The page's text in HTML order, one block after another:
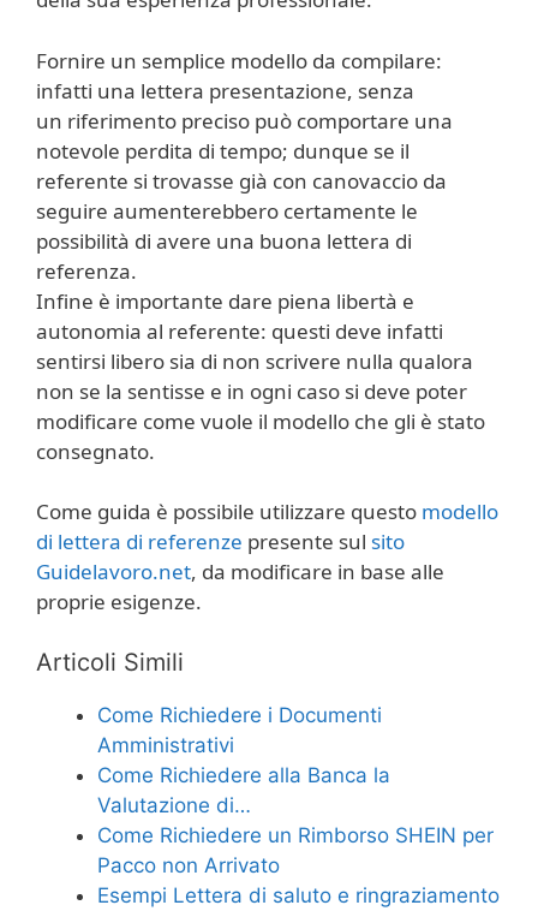
Fornire un semplice modello da compilare:
infatti una lettera presentazione, senza
un riferimento preciso può comportare una
notevole perdita di tempo; dunque se il
referente si trovasse già con canovaccio da
seguire aumenterebbero certamente le
possibilità di avere una buona lettera di
referenza.
Infine è importante dare piena libertà e
autonomia al referente: questi deve infatti
sentirsi libero sia di non scrivere nulla qualora
non se la sentisse e in ogni caso si deve poter
modificare come vuole il modello che gli è stato
consegnato.
Come guida è possibile utilizzare questo modello
di lettera di referenze presente sul sito
Guidelavoro.net, da modificare in base alle
proprie esigenze.
Articoli Simili
Come Richiedere i Documenti
Amministrativi
Come Richiedere alla Banca la
Valutazione di…
Come Richiedere un Rimborso SHEIN per
Pacco non Arrivato
Esempi Lettera di saluto e ringraziamento